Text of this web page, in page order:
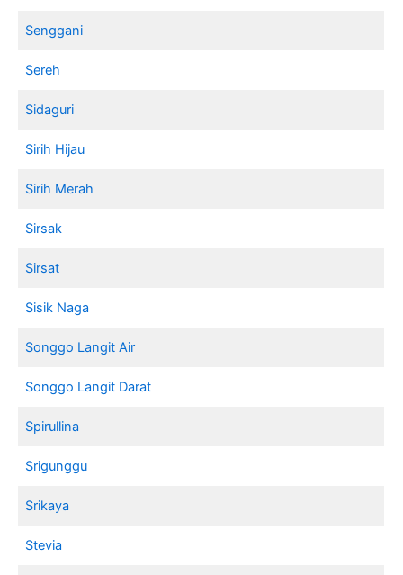
Senggani
Sereh
Sidaguri
Sirih Hijau
Sirih Merah
Sirsak
Sirsat
Sisik Naga
Songgo Langit Air
Songgo Langit Darat
Spirullina
Srigunggu
Srikaya
Stevia